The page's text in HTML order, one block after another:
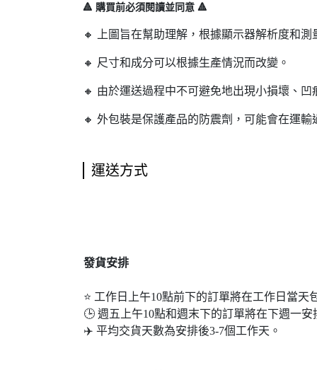
🔺 購買前必須閱讀並同意 🔺
🔸 上圖旨在幫助理解，根據顯示器解析度和
🔸 尺寸和成分可以根據生產情況而改變。
🔸 由於運送過程中不可避免地出現小損壞、
🔸 外包裝是保護產品的防震劑，可能會在運
運送方式
發貨安排
⭐ 工作日上午10點前下的訂單將在工作日當天
🕒 週五上午10點和週末​​下的訂單將在下週一安
✈️ 平均交貨天數為安排後3-7個工作天。